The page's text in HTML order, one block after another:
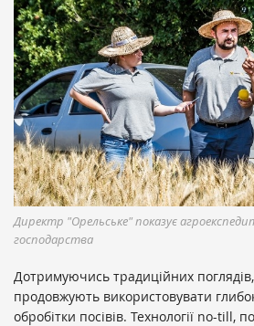
Директр "Орельське" показує
господарства
Дотримуючись традиційних
продовжують використовувати
обробітки посівів. Технології no-till,